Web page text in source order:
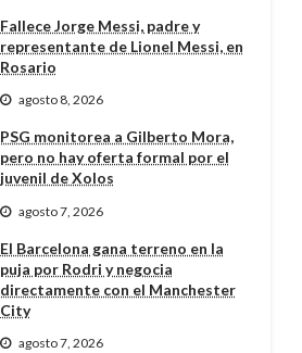
Fallece Jorge Messi, padre y
representante de Lionel Messi, en
Rosario
agosto 8, 2026
PSG monitorea a Gilberto Mora,
pero no hay oferta formal por el
juvenil de Xolos
agosto 7, 2026
El Barcelona gana terreno en la
puja por Rodri y negocia
directamente con el Manchester
City
agosto 7, 2026